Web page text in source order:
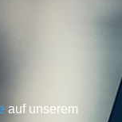
auf unserem